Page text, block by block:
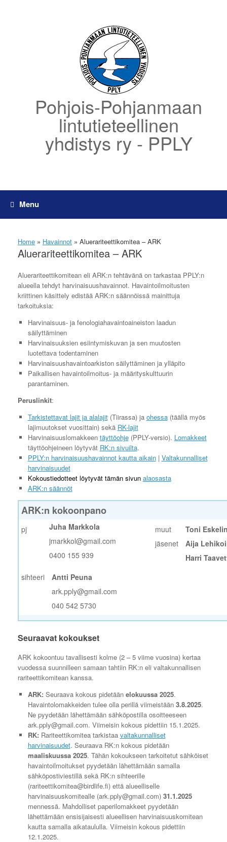
Pohjois-Pohjanmaan
lintutieteellinen
yhdistys ry - PPLY
Menu
Home » Havainnot » Aluerariteettikomitea – ARK
Aluerariteettikomitea – ARK
Aluerariteettikomitean eli ARK:n tehtävänä on tarkastaa PPLY:n
alueella tehdyt harvinaisuushavainnot. Havaintoilmoitusten
kriittinen käsittely edistää ARK:n säännöissä mainittuja
tarkoituksia:
Harvinaisuus- ja fenologiahavaintoaineiston laadun
säilyttäminen
Harvinaisuuksien esiintymiskuvan ja sen muutosten
luotettava todentaminen
Harvinaisuushavaintoarkiston säilyttäminen ja ylläpito
Paikallisen havaintoilmoitus- ja määrityskulttuurin
parantaminen.
Peruslinkit:
Tarkistettavat lajit ja alalajit(Tiirassa) ja ohessa(täällä myös
lajimuutokset vuosittain) sekä RK-lajit
Harvinaisuuslomakkeen täyttöohje(PPLY-versio). Lomakkeet
täyttöohjeineen löytyvät RK:n sivuilta.
PPLY:n harvinaisuushavainnot kautta aikain| Valtakunnalliset
harvinaisuudet
Kokoustiedotteet löytyvät tämän sivun alaosasta
ARK:n säännöt
ARK:n kokoonpano
pj
Juha Markkola
jmarkkol@gmail.com
0400 155 939
muut
jäsenet
Toni
Aija
Harri
sihteeri
Antti Peuna
ark.pply@gmail.com
040 542 5730
Seuraavat kokoukset
ARK kokoontuu tavallisesti kolme (2 – 5 viime vuosina) kertaa
vuodessa suunnilleen samaan tahtiin RK:n eli valtakunnallisen
rariteettikomitean kanssa.
ARK: Seuraava kokous pidetään elokuussa 2025.
Havaintolomakkeiden tulee olla perillä viimeistään 3.8.2025.
Ne pyydetään lähettämään sähköpostilla osoitteeseen
ark.pply@gmail.com. Viimeisin kokous pidettiin 15.1.2025.
RK: Rariteettikomitea tarkistaa valtakunnalliset
harvinaisuudet. Seuraava RK:n kokous pidetään
maaliskuussa 2025. Tähän kokoukseen tarkoitetut sähköiset
havaintoilmoitukset pyydetään lähettämään samalla
sähköpostiviestillä sekä RK:n sihteerille
(rariteettikomitea@birdlife.fi) että alueelliselle
harvinaisuuskomitealle (ark.pply@gmail.com) 31.1.2025
mennessä. Mahdolliset paperilomakkeet pyydetään
lähettämään ensisijaisesti alueellisen harvinaisuuskomitean
kautta samalla aikataululla. Viimeisin kokous pidettiin
12.1.2025.